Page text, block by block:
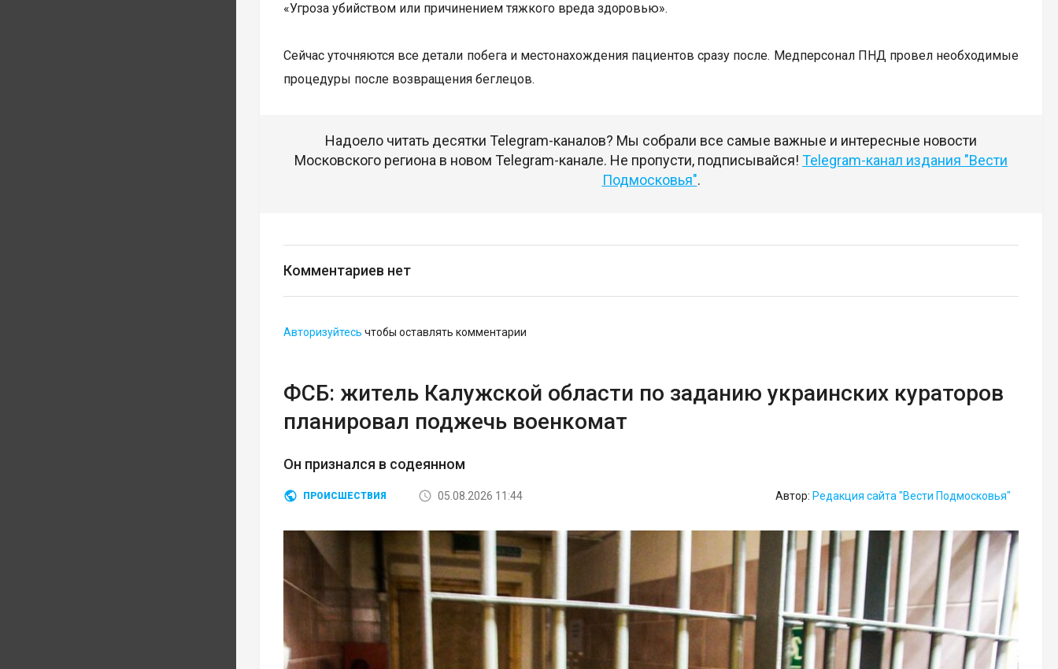
«Угроза убийством или причинением тяжкого вреда здоровью».
Сейчас уточняются все детали побега и местонахождения пациентов сразу после. Медперсонал ПНД провел необходимые
процедуры после возвращения беглецов.
Надоело читать десятки Telegram-каналов? Мы собрали все самые важные и интересные новости
Московского региона в новом Telegram-канале. Не пропусти, подписывайся! Telegram-канал издания "Вести
Подмосковья".
Комментариев нет
Авторизуйтесь чтобы оставлять комментарии
ФСБ: житель Калужской области по заданию украинских кураторов
планировал поджечь военкомат
Он признался в содеянном
ПРОИСШЕСТВИЯ 05.08.2026 11:44 Автор: Редакция сайта "Вести Подмосковья"